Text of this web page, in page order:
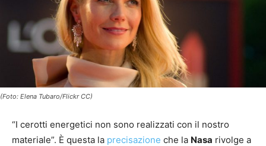
(Foto: Elena Tubaro/Flickr CC)
“I cerotti energetici non sono realizzati con il nostro
materiale”. È questa la precisazione che la Nasa rivolge a